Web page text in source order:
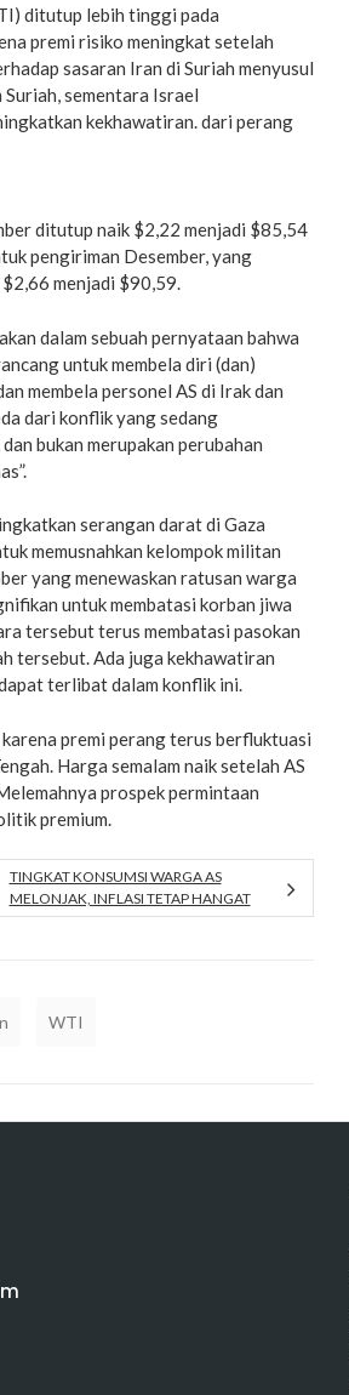
ditutup lebih tinggi pada
premi risiko meningkat setelah
sasaran Iran di Suriah menyusul
sementara Israel
kekhawatiran. dari perang
ditutup naik $2,22 menjadi $85,54
pengiriman Desember, yang
menjadi $90,59.
dalam sebuah pernyataan bahwa
untuk membela diri (dan)
membela personel AS di Irak dan
dari konflik yang sedang
bukan merupakan perubahan
serangan darat di Gaza
memusnahkan kelompok militan
yang menewaskan ratusan warga
untuk membatasi korban jiwa
tersebut terus membatasi pasokan
tersebut. Ada juga kekhawatiran
terlibat dalam konflik ini.
premi perang terus berfluktuasi
Harga semalam naik setelah AS
prospek permintaan
premium.
TINGKAT KONSUMSI WARGA AS
MELONJAK, INFLASI TETAP HANGAT
WTI